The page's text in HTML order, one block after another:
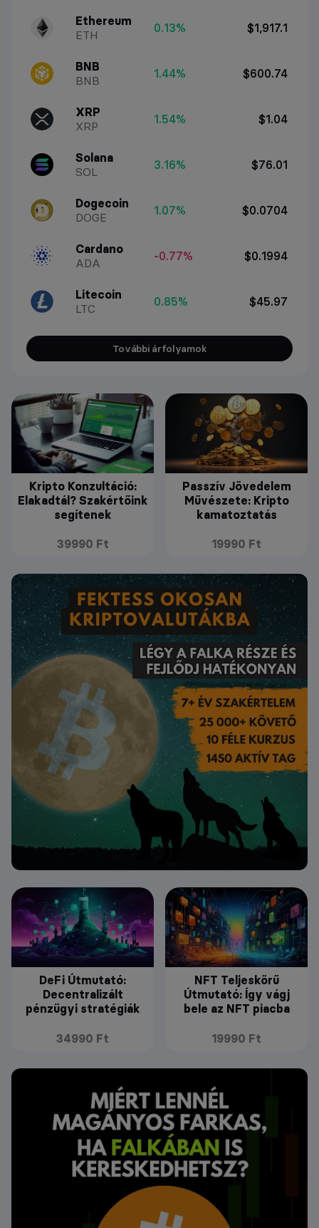
Ethereum
ETH
0.13% $1,917.1
BNB
BNB
1.44% $600.74
XRP
XRP
1.54% $1.04
Solana
SOL
3.16% $76.01
Dogecoin
DOGE
1.07% $0.0704
Cardano
ADA
-0.77% $0.1994
Litecoin
LTC
0.85% $45.97
További árfolyamok
Kripto Konzultáció:
Elakadtál? Szakértőink
segítenek
39990 Ft
Passzív Jövedelem
Művészete: Kripto
kamatoztatás
19990 Ft
DeFi Útmutató:
Decentralizált
pénzügyi stratégiák
34990 Ft
NFT Teljeskörű
Útmutató: Így vágj
bele az NFT piacba
19990 Ft